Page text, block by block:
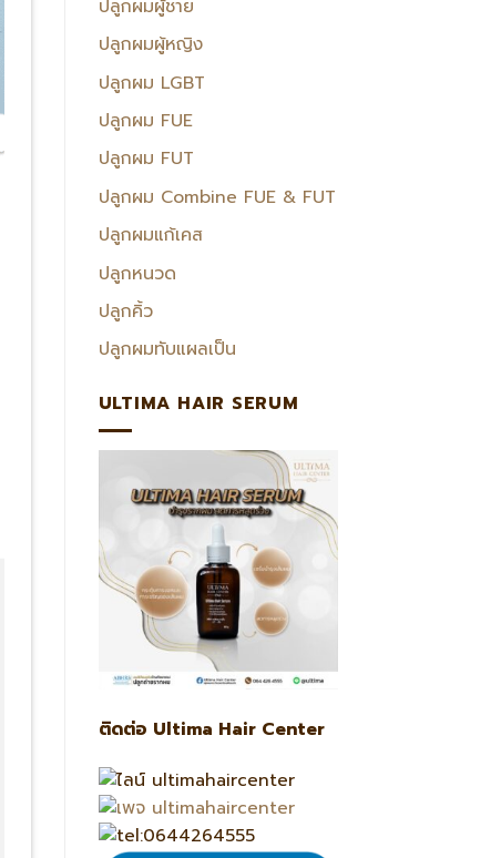
ปลูกผมผู้ชาย
ปลูกผมผู้หญิง
ปลูกผม LGBT
ปลูกผม FUE
ปลูกผม FUT
ปลูกผม Combine FUE & FUT
ปลูกผมแก้เคส
ปลูกหนวด
ปลูกคิ้ว
ปลูกผมทับแผลเป็น
ULTIMA HAIR SERUM
ติดต่อ Ultima Hair Center